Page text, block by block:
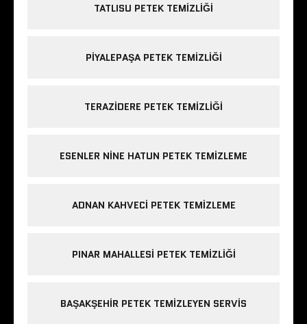
TATLISU PETEK TEMIZLIĞI
PIYALEPAŞA PETEK TEMIZLIĞI
TERAZIDERE PETEK TEMIZLIĞI
ESENLER NINE HATUN PETEK TEMIZLEME
ADNAN KAHVECI PETEK TEMIZLEME
PINAR MAHALLESI PETEK TEMIZLIĞI
BAŞAKŞEHIR PETEK TEMIZLEYEN SERVIS